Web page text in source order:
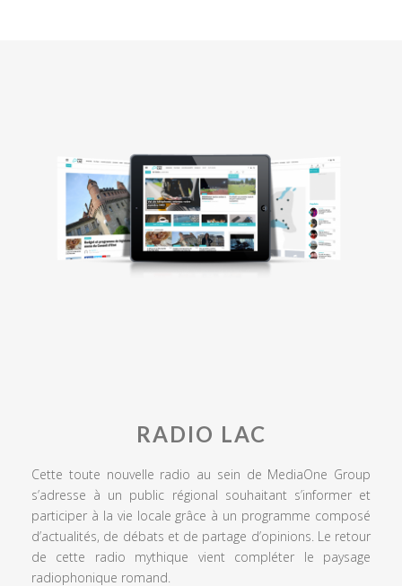
RADIO LAC
Cette toute nouvelle radio au sein de MediaOne Group
s’adresse à un public régional souhaitant s’informer et
participer à la vie locale grâce à un programme composé
d’actualités, de débats et de partage d’opinions. Le retour
de cette radio mythique vient compléter le paysage
radiophonique romand.